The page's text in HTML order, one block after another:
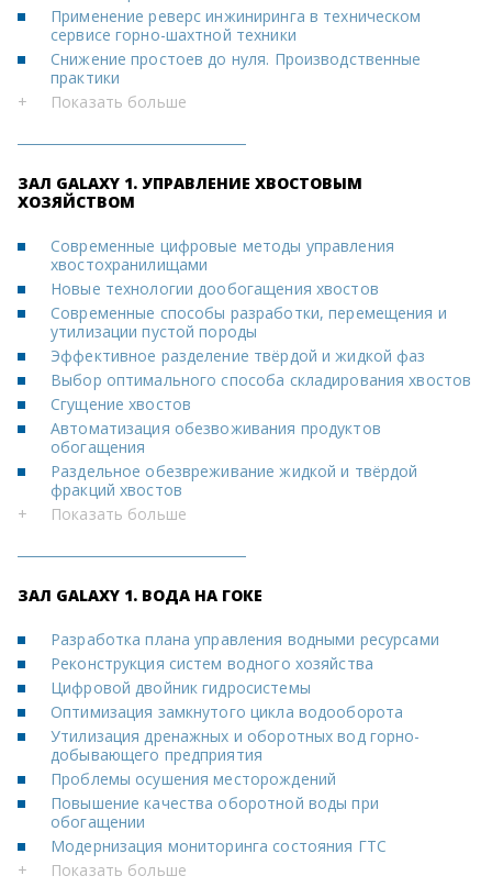
Применение реверс инжиниринга в техническом
сервисе горно-шахтной техники
Снижение простоев до нуля. Производственные
практики
+
Показать больше
ЗАЛ GALAXY 1. УПРАВЛЕНИЕ ХВОСТОВЫМ
ХОЗЯЙСТВОМ
Современные цифровые методы управления
хвостохранилищами
Новые технологии дообогащения хвостов
Современные способы разработки, перемещения и
утилизации пустой породы
Эффективное разделение твёрдой и жидкой фаз
Выбор оптимального способа складирования хвостов
Сгущение хвостов
Автоматизация обезвоживания продуктов
обогащения
Раздельное обезвреживание жидкой и твёрдой
фракций хвостов
+
Показать больше
ЗАЛ GALAXY 1. ВОДА НА ГОКЕ
Разработка плана управления водными ресурсами
Реконструкция систем водного хозяйства
Цифровой двойник гидросистемы
Оптимизация замкнутого цикла водооборота
Утилизация дренажных и оборотных вод горно-
добывающего предприятия
Проблемы осушения месторождений
Повышение качества оборотной воды при
обогащении
Модернизация мониторинга состояния ГТС
+
Показать больше